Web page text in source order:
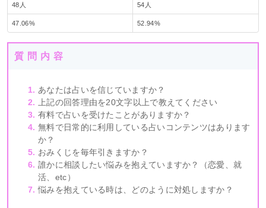
48人 54人
47.06% 52.94%
質問内容
あなたは占いを信じていますか？
上記の回答理由を20文字以上で教えてください
有料で占いを受けたことがありますか？
無料で日常的に利用している占いコンテンツはあります
か？
おみくじを毎年引きますか？
誰かに相談したい悩みを抱えていますか？（恋愛、就
活、etc）
悩みを抱えている時は、どのように対処しますか？